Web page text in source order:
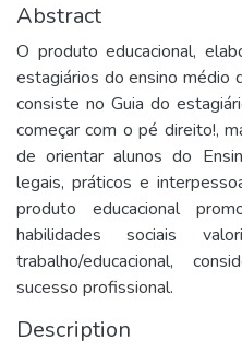
Abstract
O produto educacional,
estagiários do ensino médio
consiste no Guia do
começar com o pé direito!,
de orientar alunos do
legais, práticos e
produto educacional
habilidades sociais
trabalho/educacional,
sucesso profissional.
Description